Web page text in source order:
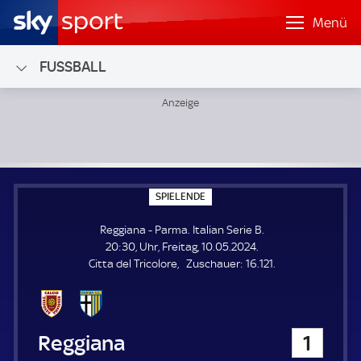
Menü
FUSSBALL
SPIELENDE
P
E
L
E
N
Reggiana - Parma. Italian Serie B.
20:30, Uhr, Freitag, 10.05.2024.
Citta del Tricolore
Zuschauer: Z
16.121.
Reggiana 1